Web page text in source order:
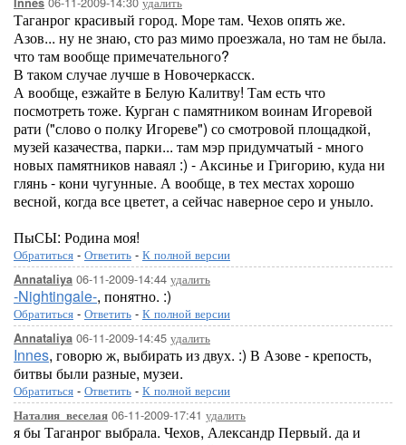
Таганрог красивый город. Море там. Чехов опять же.
Азов... ну не знаю, сто раз мимо проезжала, но там не была.
что там вообще примечательного?
В таком случае лучше в Новочеркасск.
А вообще, езжайте в Белую Калитву! Там есть что
посмотреть тоже. Курган с памятником воинам Игоревой
рати ("слово о полку Игореве") со смотровой площадкой,
музей казачества, парки... там мэр придумчатый - много
новых памятников наваял :) - Аксинье и Григорию, куда ни
глянь - кони чугунные. А вообще, в тех местах хорошо
весной, когда все цветет, а сейчас наверное серо и уныло.
ПыСЫ: Родина моя!
Обратиться - Ответить - К полной версии
Annataliya 06-11-2009-14:44 удалить
-Nightingale-, понятно. :)
Обратиться - Ответить - К полной версии
Annataliya 06-11-2009-14:45 удалить
Innes, говорю ж, выбирать из двух. :) В Азове - крепость,
битвы были разные, музеи.
Обратиться - Ответить - К полной версии
Наталия_веселая 06-11-2009-17:41 удалить
я бы Таганрог выбрала. Чехов, Александр Первый. да и